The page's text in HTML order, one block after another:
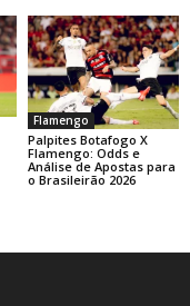
Flamengo
Palpites Botafogo X
Flamengo: Odds e
Análise de Apostas para
o Brasileirão 2026